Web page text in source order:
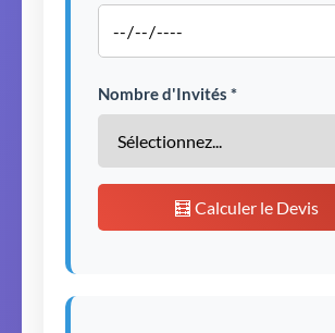
Nombre d'Invités *
🧮 Calculer le Devis